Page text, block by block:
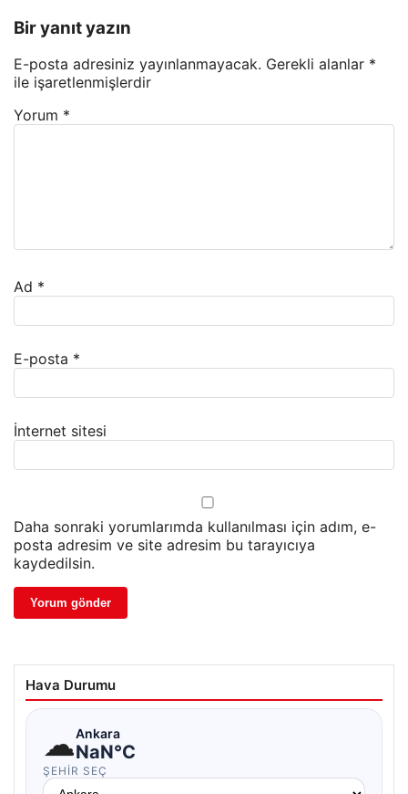
Bir yanıt yazın
E-posta adresiniz yayınlanmayacak. Gerekli alanlar *
ile işaretlenmişlerdir
Yorum *
Ad *
E-posta *
İnternet sitesi
Daha sonraki yorumlarımda kullanılması için adım, e-
posta adresim ve site adresim bu tarayıcıya
kaydedilsin.
Hava Durumu
☁Ankara
NaN°C
ŞEHIR SEÇ